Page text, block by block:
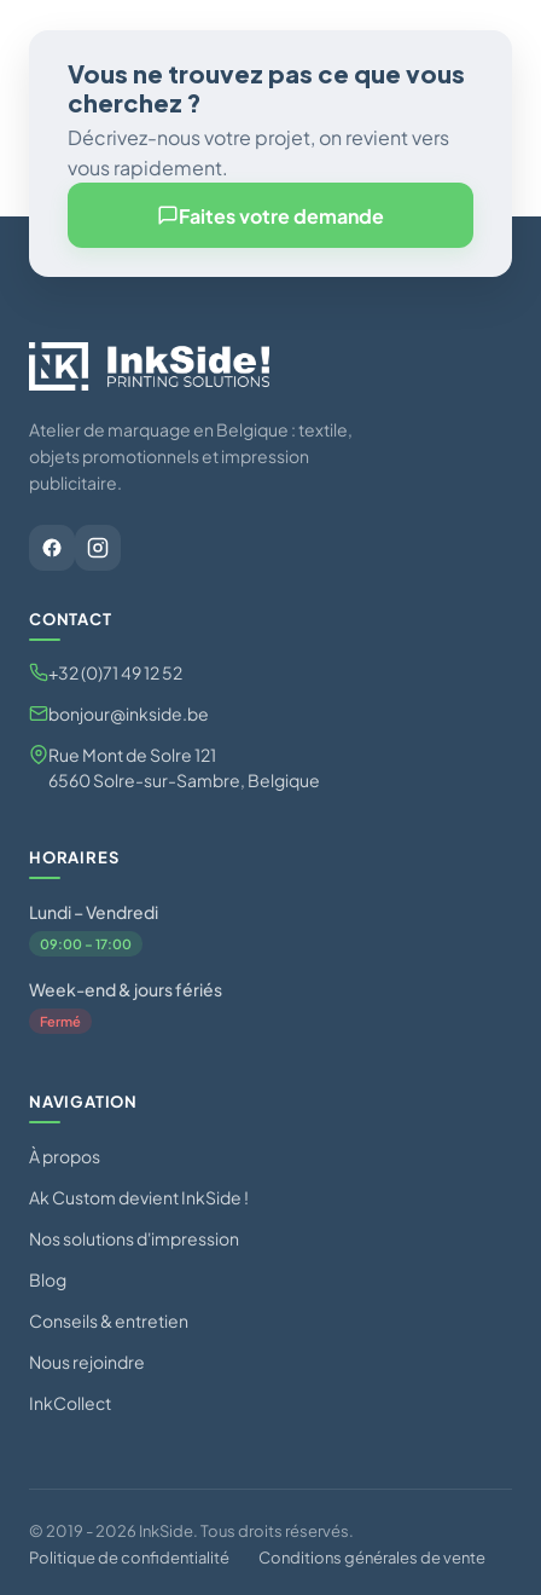
Vous ne trouvez pas ce que vous
cherchez ?
Décrivez-nous votre projet, on revient vers
vous rapidement.
Faites votre demande
Atelier de marquage en Belgique : textile,
objets promotionnels et impression
publicitaire.
CONTACT
+32 (0)71 49 12 52
bonjour@inkside.be
Rue Mont de Solre 121
6560 Solre-sur-Sambre, Belgique
HORAIRES
Lundi – Vendredi
09:00 – 17:00
Week-end & jours fériés
Fermé
NAVIGATION
À propos
Ak Custom devient InkSide !
Nos solutions d'impression
Blog
Conseils & entretien
Nous rejoindre
InkCollect
© 2019 - 2026 InkSide. Tous droits réservés.
Politique de confidentialité
Conditions générales de vente